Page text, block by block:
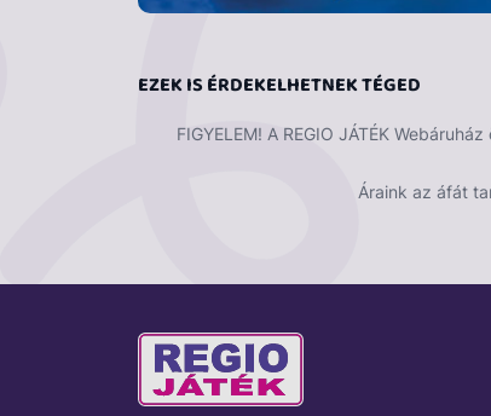
EZEK IS ÉRDEKELHETNEK TÉGED
FIGYELEM! A REGIO JÁTÉK
Áraink az áfát